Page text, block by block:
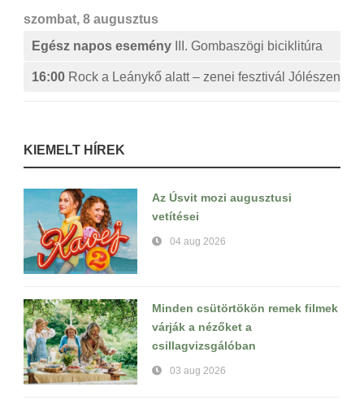
szombat, 8 augusztus
Egész napos esemény
III. Gombaszögi biciklitúra
16:00 Rock a Leánykő alatt – zenei fesztivál Jólészen
KIEMELT HÍREK
Az Úsvit mozi augusztusi
vetítései
04 aug 2026
Minden csütörtökön remek filmek
várják a nézőket a
csillagvizsgálóban
03 aug 2026